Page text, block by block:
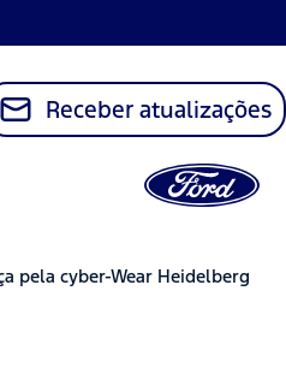
Receber atualizações
pela cyber-Wear Heidelberg